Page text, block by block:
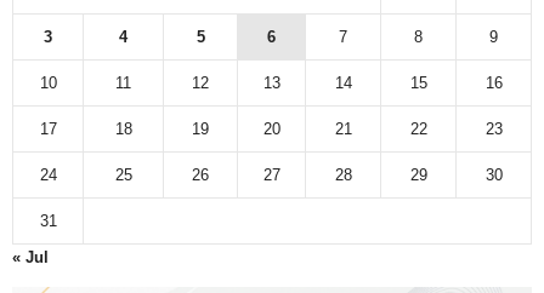
3 4 5 6 7 8 9
10 11 12 13 14 15 16
17 18 19 20 21 22 23
24 25 26 27 28 29 30
31
« Jul